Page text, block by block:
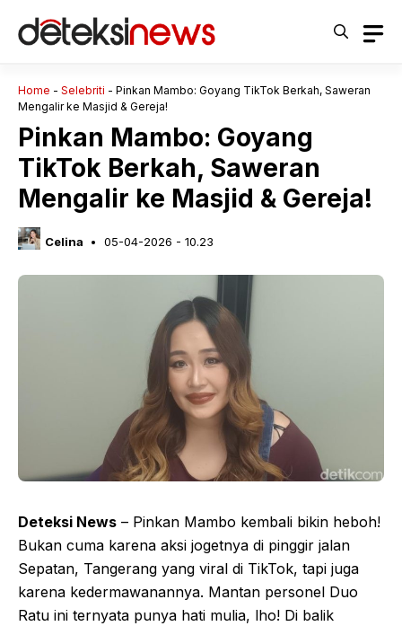
Home - Selebriti - Pinkan Mambo: Goyang TikTok Berkah, Saweran
Mengalir ke Masjid & Gereja!
Pinkan Mambo: Goyang
TikTok Berkah, Saweran
Mengalir ke Masjid & Gereja!
Celina 05-04-2026 - 10.23
Deteksi News – Pinkan Mambo kembali bikin heboh!
Bukan cuma karena aksi jogetnya di pinggir jalan
Sepatan, Tangerang yang viral di TikTok, tapi juga
karena kedermawanannya. Mantan personel Duo
Ratu ini ternyata punya hati mulia, lho! Di balik